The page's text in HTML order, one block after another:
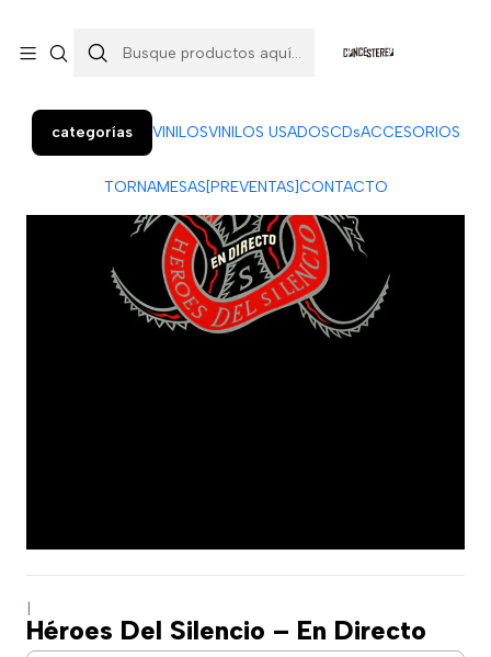
categorías VINILOSVINILOS USADOSCDsACCESORIOS
TORNAMESAS[PREVENTAS]CONTACTO
Héroes Del Silencio – En Directo